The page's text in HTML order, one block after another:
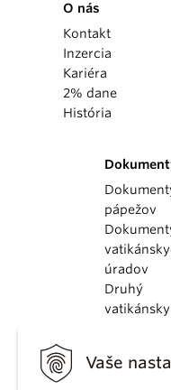
Vaše
O nás
Kontakt
Inzercia
Kariéra
2% dane
História
pápežov
úradov
Druhý
vatikánsky
KBS